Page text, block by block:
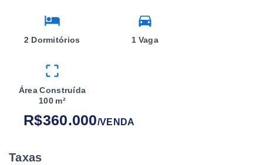
2 Dormitórios 1 Vaga
Área Construída
100 m²
R$360.000/VENDA
Taxas